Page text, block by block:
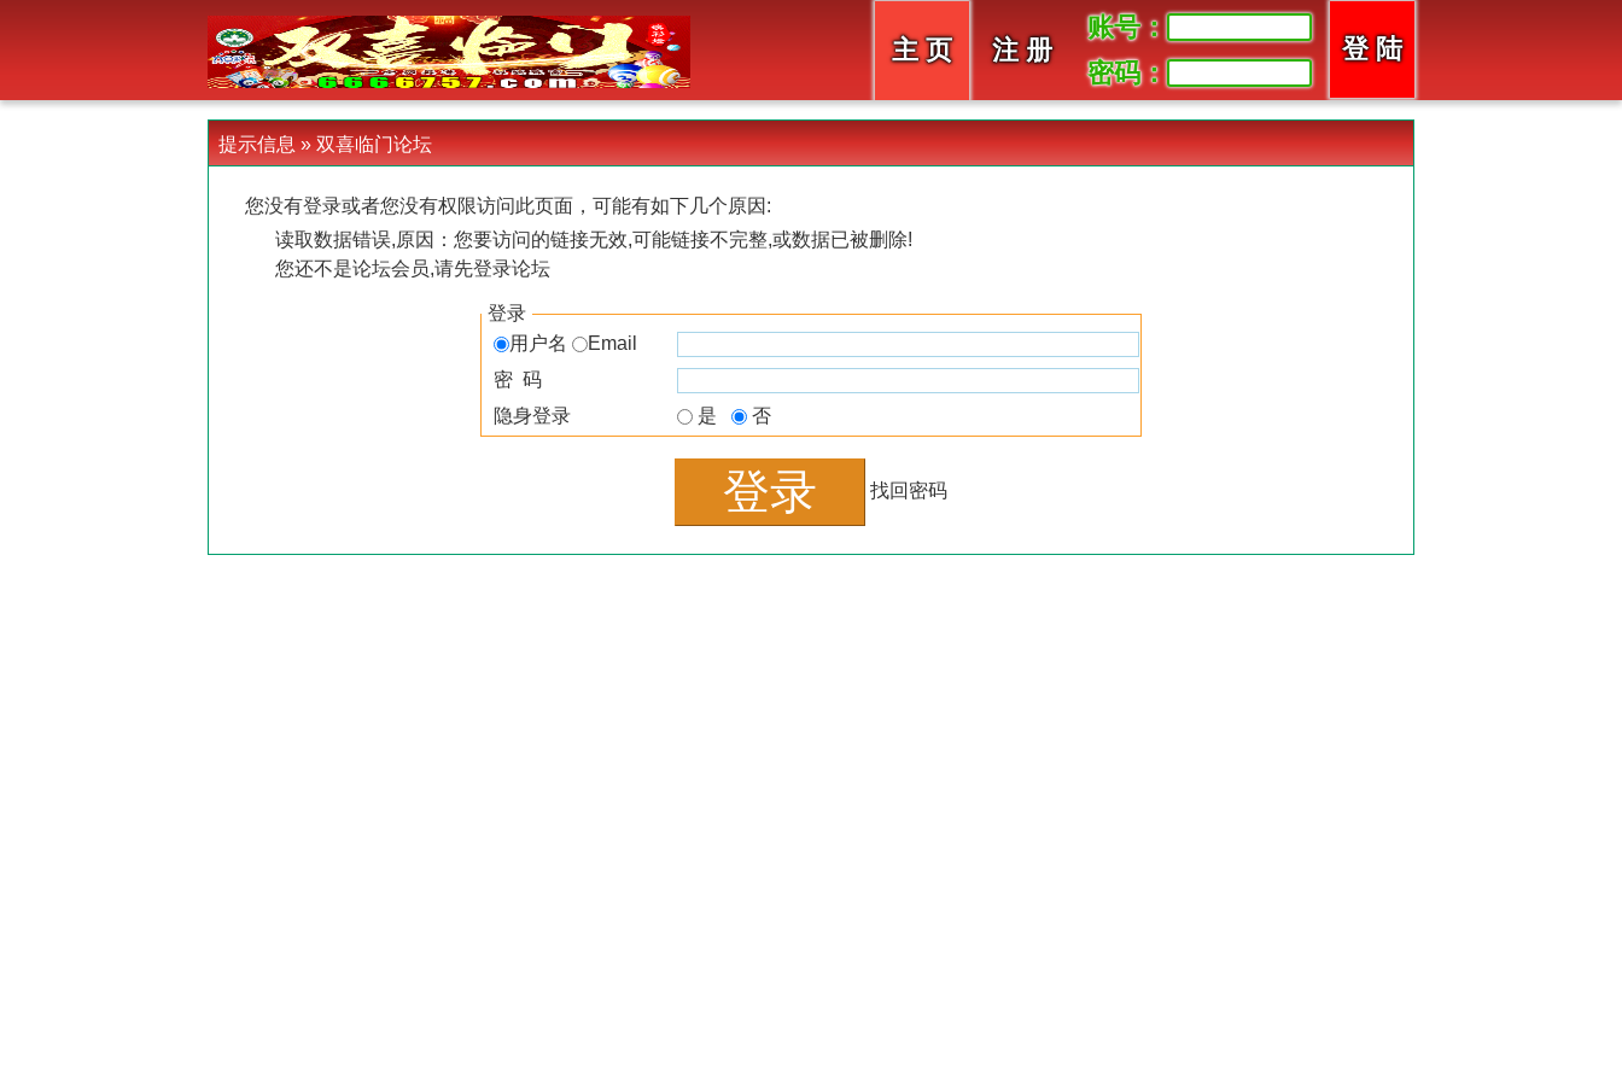
主 页 注 册
账号：
密码：
提示信息 » 双喜临门论坛
您没有登录或者您没有权限访问此页面，可能有如下几个原因:
读取数据错误,原因：您要访问的链接无效,可能链接不完整,或数据已被删除!
您还不是论坛会员,请先登录论坛
登录
用户名
Email
密 码
隐身登录
是 否
找回密码